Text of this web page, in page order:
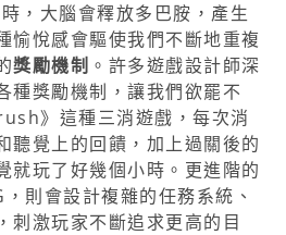
，大腦會釋放多巴胺，產生
愉悅感會驅使我們不斷地重複
獎勵機制 。許多遊戲設計師深
種獎勵機制，讓我們欲罷不
》這種三消遊戲，每次消
聽覺上的回饋，加上過關後的
就玩了好幾個小時。更進階的
則會設計複雜的任務系統、
刺激玩家不斷追求更高的目